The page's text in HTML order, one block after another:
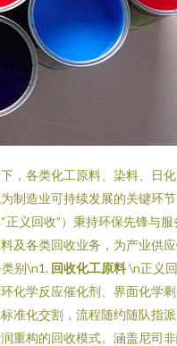
，各类化工原料、染料、日
制造业可持续发展的关键环
义回收”）秉持环保先锋与服
及各类回收业务，为产业供
别\n1. 回收化工原料\n正义
化学反应催化剂、界面化学
准化交割，流程随约随队指
重构的回收模式。涵盖尼司